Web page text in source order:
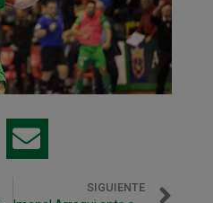
SIGUIENTE